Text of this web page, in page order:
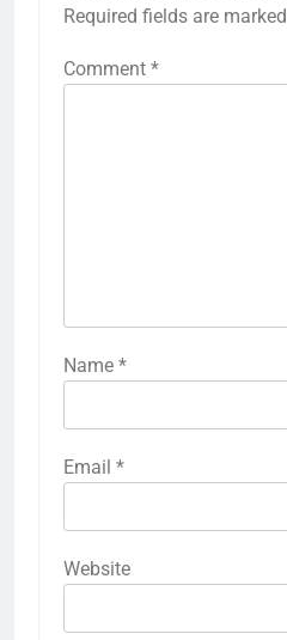
Required fields are marked
Comment *
Name *
Email *
Website